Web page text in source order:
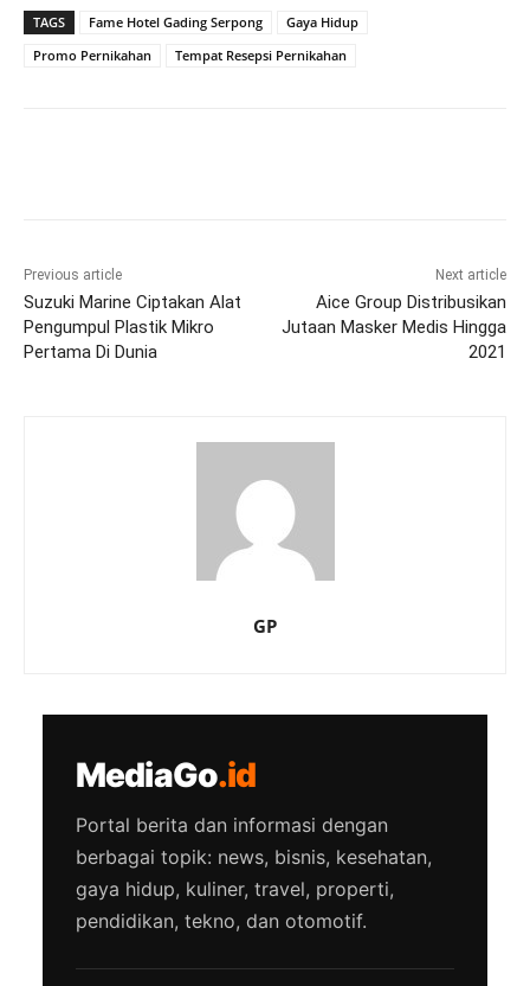
TAGS Fame Hotel Gading Serpong
Gaya Hidup
Promo Pernikahan
Tempat Resepsi Pernikahan
Previous article
Suzuki Marine Ciptakan Alat
Pengumpul Plastik Mikro
Pertama Di Dunia
Next article
Aice Group Distribusikan
Jutaan Masker Medis Hingga
2021
GP
MediaGo.id
Portal berita dan informasi dengan
berbagai topik: news, bisnis, kesehatan,
gaya hidup, kuliner, travel, properti,
pendidikan, tekno, dan otomotif.